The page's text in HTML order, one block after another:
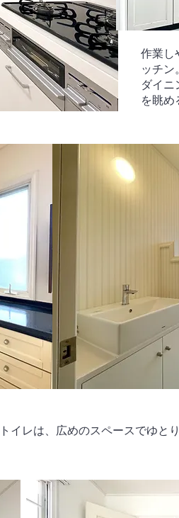
作業し
ッチン
ダイ
を眺
イレは、広めのスペースでゆと